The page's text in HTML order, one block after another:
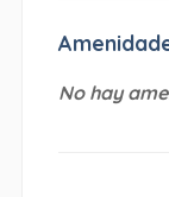
No hay